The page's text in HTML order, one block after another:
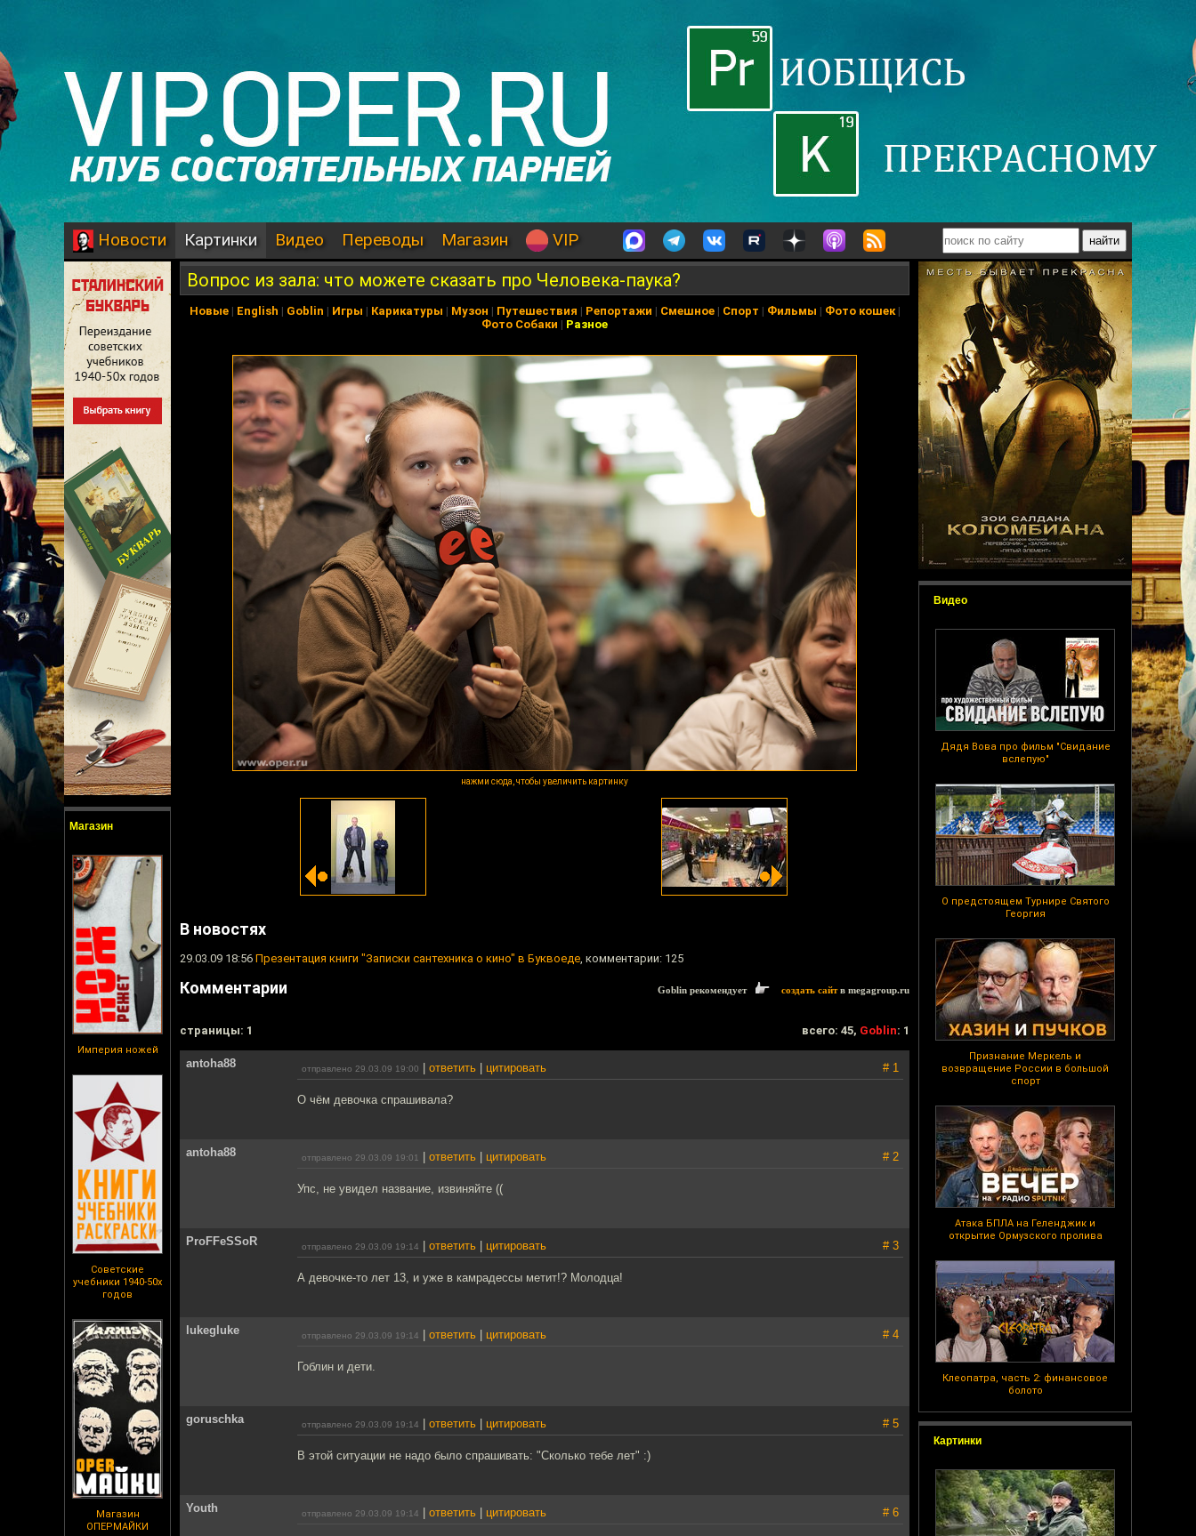
Новости Картинки Видео Переводы Магазин VIP
Магазин
Империя ножей
Советские
учебники 1940-50х
годов
Магазин
ОПЕРМАЙКИ
Видео
Дядя Вова про фильм "Свидание
вслепую"
О предстоящем Турнире Святого
Георгия
Признание Меркель и
возвращение России в большой
спорт
Атака БПЛА на Геленджик и
открытие Ормузского пролива
Клеопатра, часть 2: финансовое
болото
Картинки
Вопрос из зала: что можете сказать про Человека-паука?
Новые| English | Goblin | Игры | Карикатуры | Музон | Путешествия | Репортажи | Смешное| Спорт | Фильмы | Фото кошек|
Фото Собаки | Разное
нажми сюда, чтобы увеличить картинку
В новостях
29.03.09 18:56 Презентация книги "Записки сантехника о кино" в Буквоеде, комментарии: 125
Комментарии Goblin рекомендует создать сайтв megagroup.ru
cтраницы: 1 всего: 45, Goblin: 1
antoha88 отправлено 29.03.09 19:00 ответить цитировать # 1
О чём девочка спрашивала?
antoha88 отправлено 29.03.09 19:01 ответить цитировать # 2
Упс, не увидел название, извиняйте ((
ProFFeSSoR отправлено 29.03.09 19:14 ответить цитировать # 3
А девочке-то лет 13, и уже в камрадессы метит!? Молодца!
lukegluke отправлено 29.03.09 19:14 ответить цитировать # 4
Гоблин и дети.
goruschka отправлено 29.03.09 19:14 ответить цитировать # 5
В этой ситуации не надо было спрашивать: "Сколько тебе лет" :)
Youth отправлено 29.03.09 19:14 ответить цитировать # 6